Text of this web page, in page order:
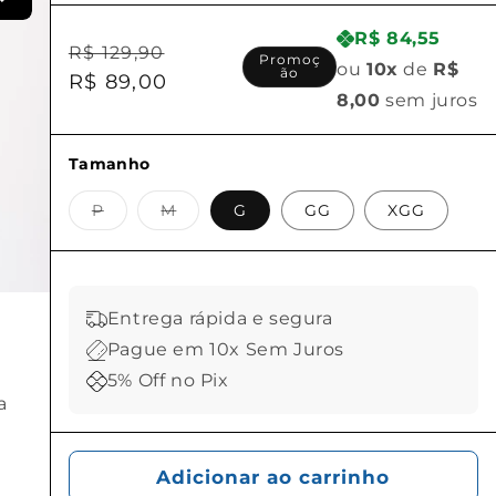
para quem enxerga o futevôlei como sua
terapia diária.Material: Algodão premium
em tom Off White sofisticado.Diferencial:
Medicine".Conceito: Estética "Wellness"
para o uso cotidiano.
Preço
normal
R$ 129,90
promocional
R$ 89,00
Promoç
ão
ou 10x de R$
8,00 sem juros
R$ 84,55
Tamanho
PVariante
esgotada
indisponível
MVariante
esgotada
indisponível
G GG XGG
Entrega rápida e segura
Pague em 10x Sem Juros
5% Off no Pix
Adicionar ao carrinho